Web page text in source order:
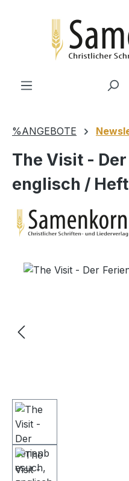
%ANGEBOTE
The Visit -
englisch /
Bildergalerie